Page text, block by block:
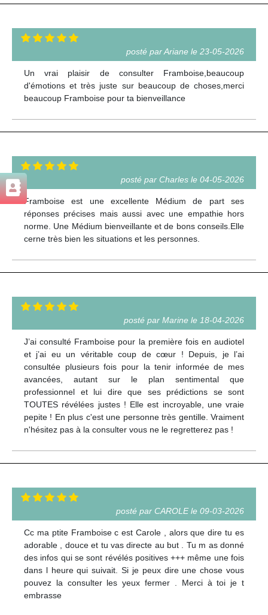
posté par Ariane le 23-05-2026
Un vrai plaisir de consulter Framboise,beaucoup
d'émotions et très juste sur beaucoup de choses,merci
beaucoup Framboise pour ta bienveillance
posté par Charles le 04-05-2026
Framboise est une excellente Médium de part ses
réponses précises mais aussi avec une empathie hors
norme. Une Médium bienveillante et de bons conseils.Elle
cerne très bien les situations et les personnes.
posté par Marine le 18-04-2026
J’ai consulté Framboise pour la première fois en audiotel
et j’ai eu un véritable coup de cœur ! Depuis, je l’ai
consultée plusieurs fois pour la tenir informée de mes
avancées, autant sur le plan sentimental que
professionnel et lui dire que ses prédictions se sont
TOUTES révélées justes ! Elle est incroyable, une vraie
pepite ! En plus c'est une personne très gentille. Vraiment
n'hésitez pas à la consulter vous ne le regretterez pas !
posté par CAROLE le 09-03-2026
Cc ma ptite Framboise c est Carole , alors que dire tu es
adorable , douce et tu vas directe au but . Tu m as donné
des infos qui se sont révélés positives +++ même une fois
dans l heure qui suivait. Si je peux dire une chose vous
pouvez la consulter les yeux fermer . Merci à toi je t
embrasse